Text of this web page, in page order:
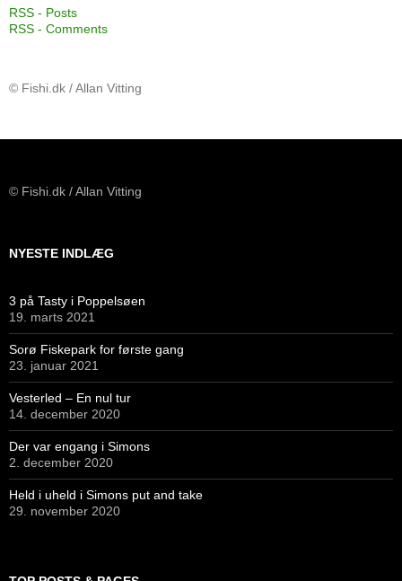
RSS - Posts
RSS - Comments
© Fishi.dk / Allan Vitting
© Fishi.dk / Allan Vitting
NYESTE INDLÆG
3 på Tasty i Poppelsøen
19. marts 2021
Sorø Fiskepark for første gang
23. januar 2021
Vesterled – En nul tur
14. december 2020
Der var engang i Simons
2. december 2020
Held i uheld i Simons put and take
29. november 2020